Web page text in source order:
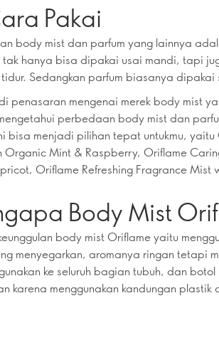
Pakai
body mist dan parfum yang lainnya
hanya bisa dipakai usai mandi, tapi
tidur. Sedangkan parfum biasanya
penasaran mengenai merek body mist
perbedaan body mist dan
bisa menjadi pilihan tepat untukmu, yaitu
Organic Mint & Raspberry, Oriflame
Oriflame Refreshing Fragrance Mist
Body Mist
body mist Oriflame yaitu
menyegarkan, aromanya ringan tetapi
ke seluruh bagian tubuh, dan
karena menggunakan kandungan